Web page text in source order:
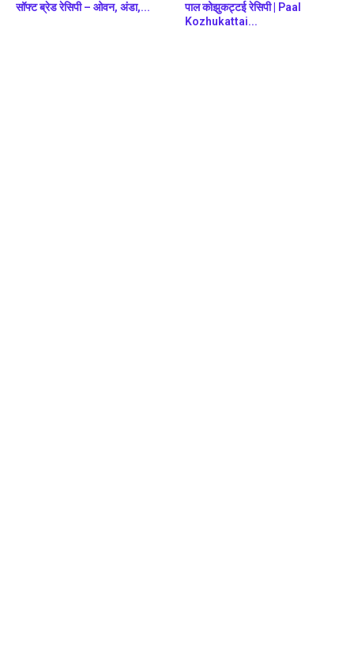
सॉफ्ट ब्रेड रेसिपी – ओवन, अंडा,...
पाल कोझुकट्टई रेसिपी | Paal
Kozhukattai...